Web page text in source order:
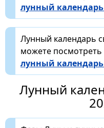
лунный календарь
Лунный календарь
можете посмотреть
лунный календарь
Лунный